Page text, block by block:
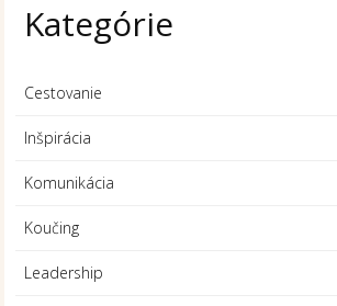
Kategórie
Cestovanie
Inšpirácia
Komunikácia
Koučing
Leadership